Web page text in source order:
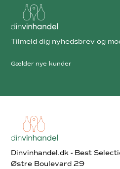
Dinvinhandel.dk - Best
Østre Boulevard 29
Tilmeld dig nyhedsbrev og
Gælder nye kunder